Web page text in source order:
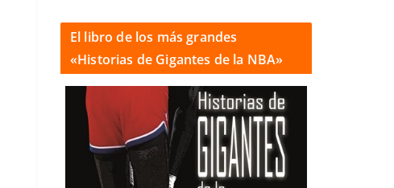
El libro de los más grandes
«Historias de Gigantes de la NBA»